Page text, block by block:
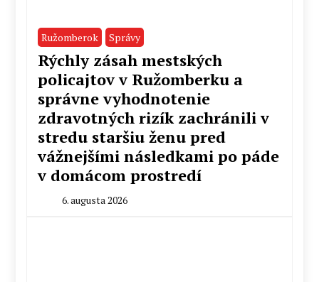
Ružomberok Správy
Rýchly zásah mestských
policajtov v Ružomberku a
správne vyhodnotenie
zdravotných rizík zachránili v
stredu staršiu ženu pred
vážnejšími následkami po páde
v domácom prostredí
6. augusta 2026